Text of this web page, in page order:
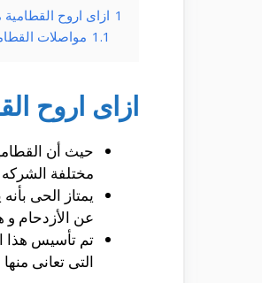
1 ازاى اروح
1.1 مواصلات
ازاى اروح
حيث أن
مختلفة الشركه
يمتاز الحى
عن الأزدحام و
تم تأسيس هذا
التى تعانى